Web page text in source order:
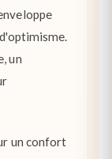
un
un confort